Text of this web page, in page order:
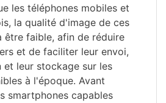
les téléphones mobiles et
la qualité d'image de ces
être faible, afin de réduire
et de faciliter leur envoi,
et leur stockage sur les
à l'époque. Avant
smartphones capables